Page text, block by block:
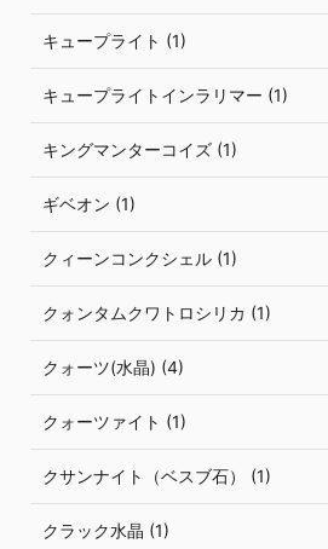
キュープライト (1)
キュープライトインラリマー (1)
キングマンターコイズ (1)
ギベオン (1)
クィーンコンクシェル (1)
クォンタムクワトロシリカ (1)
クォーツ(水晶) (4)
クォーツァイト (1)
クサンナイト（ベスブ石） (1)
クラック水晶 (1)